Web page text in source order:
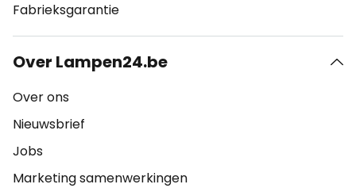
Fabrieksgarantie
Over Lampen24.be
Over ons
Nieuwsbrief
Jobs
Marketing samenwerkingen